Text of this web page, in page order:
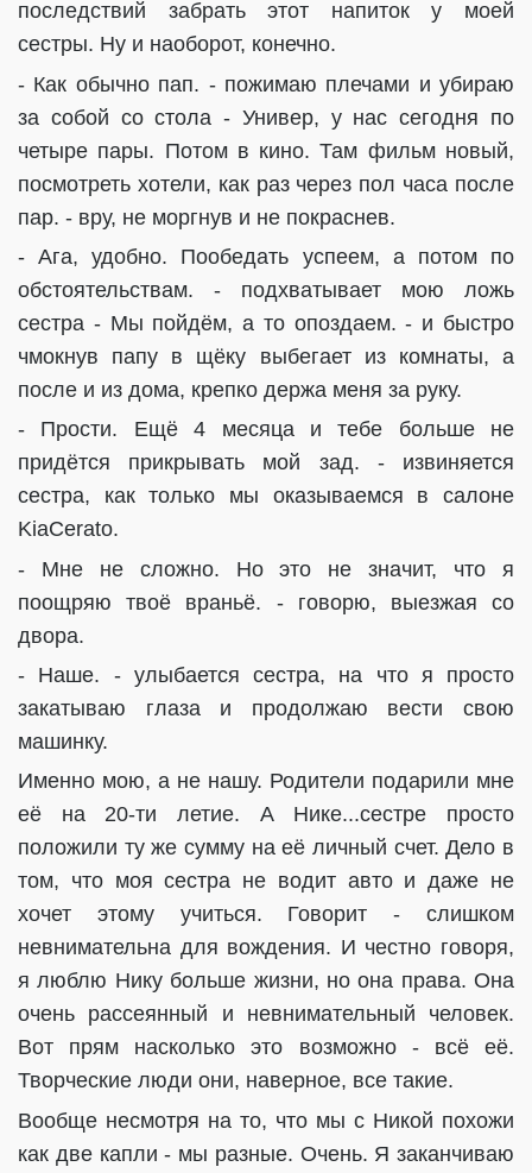
последствий забрать этот напиток у моей
сестры. Ну и наоборот, конечно.
- Как обычно пап. - пожимаю плечами и убираю
за собой со стола - Универ, у нас сегодня по
четыре пары. Потом в кино. Там фильм новый,
посмотреть хотели, как раз через пол часа после
пар. - вру, не моргнув и не покраснев.
- Ага, удобно. Пообедать успеем, а потом по
обстоятельствам. - подхватывает мою ложь
сестра - Мы пойдём, а то опоздаем. - и быстро
чмокнув папу в щёку выбегает из комнаты, а
после и из дома, крепко держа меня за руку.
- Прости. Ещё 4 месяца и тебе больше не
придётся прикрывать мой зад. - извиняется
сестра, как только мы оказываемся в салоне
KiaCerato.
- Мне не сложно. Но это не значит, что я
поощряю твоё враньё. - говорю, выезжая со
двора.
- Наше. - улыбается сестра, на что я просто
закатываю глаза и продолжаю вести свою
машинку.
Именно мою, а не нашу. Родители подарили мне
её на 20-ти летие. А Нике...сестре просто
положили ту же сумму на её личный счет. Дело в
том, что моя сестра не водит авто и даже не
хочет этому учиться. Говорит - слишком
невнимательна для вождения. И честно говоря,
я люблю Нику больше жизни, но она права. Она
очень рассеянный и невнимательный человек.
Вот прям насколько это возможно - всё её.
Творческие люди они, наверное, все такие.
Вообще несмотря на то, что мы с Никой похожи
как две капли - мы разные. Очень. Я заканчиваю